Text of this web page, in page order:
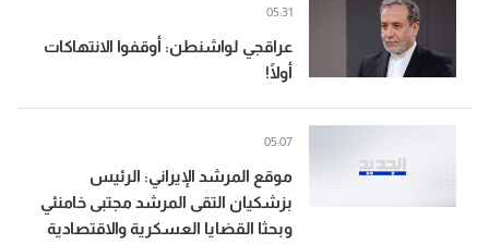
عراقجي لواشنطن: أوقفوا الانتهاكات
أولًا!
05:31
موقع المرشد الإيراني: الرئيس
بزشكيان التقى المرشد مجتبى خامنئي
وبحثا القضايا العسكرية والاقتصادية
05:07